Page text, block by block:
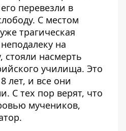
перевезли в
С местом
трагическая
на
стояли насмерть
училища. Это
и все они
С тех пор верят, что
мучеников,
.